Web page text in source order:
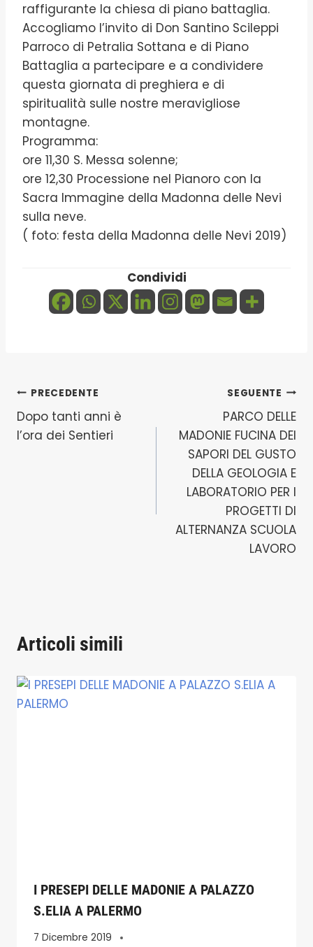
raffigurante la chiesa di piano battaglia.
Accogliamo l’invito di Don Santino Scileppi
Parroco di Petralia Sottana e di Piano
Battaglia a partecipare e a condividere
questa giornata di preghiera e di
spiritualità sulle nostre meravigliose
montagne.
Programma:
ore 11,30 S. Messa solenne;
ore 12,30 Processione nel Pianoro con la
Sacra Immagine della Madonna delle Nevi
sulla neve.
( foto: festa della Madonna delle Nevi 2019)
Condividi
Navigazione
articoli
PRECEDENTE
Dopo tanti anni è
l’ora dei Sentieri
SEGUENTE
PARCO DELLE
MADONIE FUCINA DEI
SAPORI DEL GUSTO
DELLA GEOLOGIA E
LABORATORIO PER I
PROGETTI DI
ALTERNANZA SCUOLA
LAVORO
Articoli simili
I PRESEPI DELLE MADONIE A PALAZZO
S.ELIA A PALERMO
7 Dicembre 2019